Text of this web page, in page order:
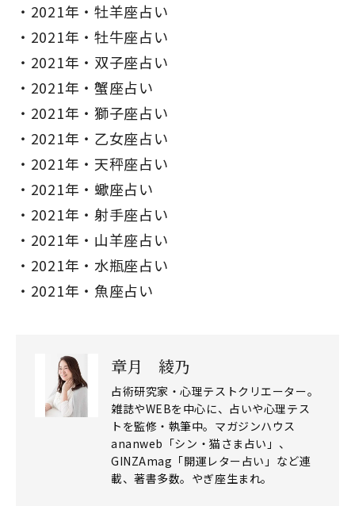
2021年・牡羊座占い
2021年・牡牛座占い
2021年・双子座占い
2021年・蟹座占い
2021年・獅子座占い
2021年・乙女座占い
2021年・天秤座占い
2021年・蠍座占い
2021年・射手座占い
2021年・山羊座占い
2021年・水瓶座占い
2021年・魚座占い
章月 綾乃
占術研究家・心理テストクリエーター。
雑誌やWEBを中心に、占いや心理テス
トを監修・執筆中。マガジンハウス
ananweb「シン・猫さま占い」、
GINZAmag「開運レター占い」など連
載、著書多数。やぎ座生まれ。